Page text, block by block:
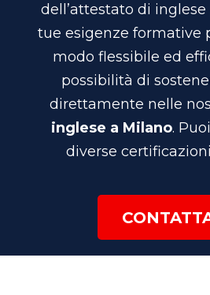
dell’attestato di
tue esigenze formative
modo flessibile ed
possibilità di
direttamente nelle
inglese a Milano.
diverse